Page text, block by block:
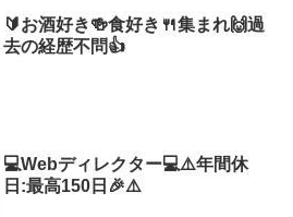
🔰お酒好き🍻食好き🍴集まれ🙌過
去の経歴不問👍
💻️Webディレクター💻️⚠️年間休
日:最高150日🎉⚠️